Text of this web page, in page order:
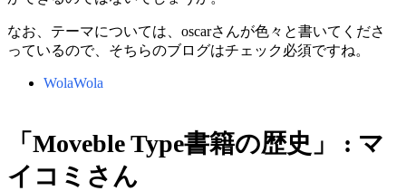
なお、テーマについては、oscarさんが色々と書いてくださ
っているので、そちらのブログはチェック必須ですね。
WolaWola
「Moveble Type書籍の歴史」 : マ
イコミさん